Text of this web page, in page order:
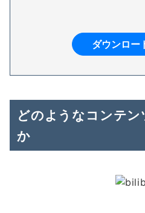
ダウンロー
どのようなコンテ
か